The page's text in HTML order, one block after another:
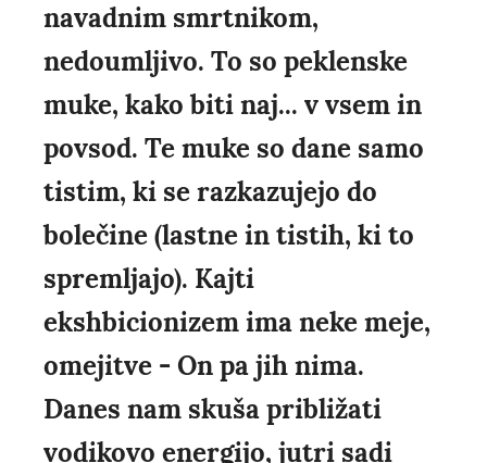
navadnim smrtnikom,
nedoumljivo. To so peklenske
muke, kako biti naj... v vsem in
povsod. Te muke so dane samo
tistim, ki se razkazujejo do
bolečine (lastne in tistih, ki to
spremljajo). Kajti
ekshbicionizem ima neke meje,
omejitve - On pa jih nima.
Danes nam skuša približati
vodikovo energijo, jutri sadi